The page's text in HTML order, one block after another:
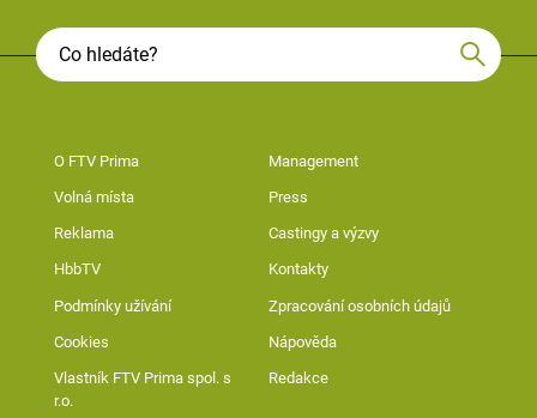
O FTV Prima Management
Volná místa Press
Reklama Castingy a výzvy
HbbTV Kontakty
Podmínky užívání Zpracování osobních údajů
Cookies Nápověda
Vlastník FTV Prima spol. s
r.o.
Redakce